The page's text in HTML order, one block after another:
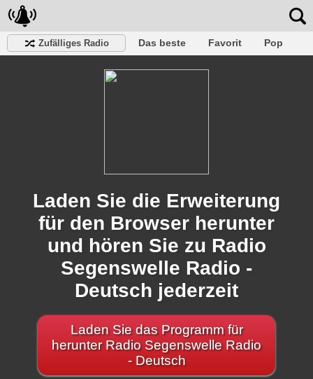
Zufälliges Radio Das beste Favorit
Pop
Falk
Laden Sie die Erweiterung
für den Browser herunter
und hören Sie zu Radio
Segenswelle Radio -
Deutsch jederzeit
Laden Sie das Programm für
herunter Radio Segenswelle Radio
- Deutsch